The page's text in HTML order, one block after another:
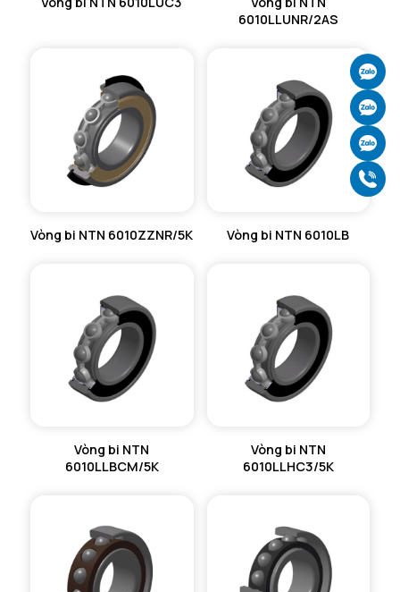
6010LLUNR/2AS
Vòng bi NTN 6010ZZNR/5K Vòng bi NTN 6010LB
Vòng bi NTN
6010LLBCM/5K
Vòng bi NTN
6010LLHC3/5K